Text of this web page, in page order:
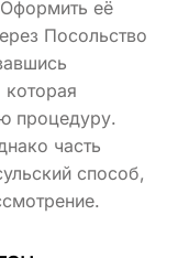
её
Посольство
которая
процедуру.
часть
способ,